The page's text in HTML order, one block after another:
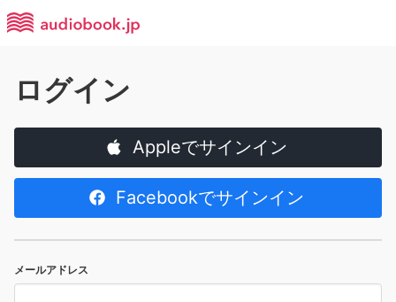
ログイン
Appleでサインイン
Facebookでサインイン
メールアドレス